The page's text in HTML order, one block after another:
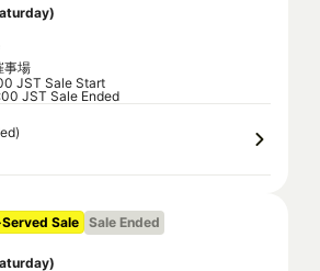
)
事場
JST Sale Start
JST Sale Ended
Sale Sale Ended
)